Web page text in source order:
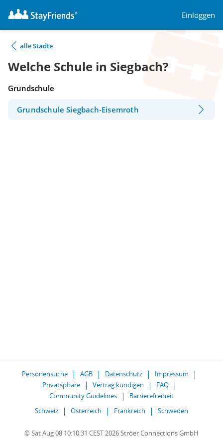
Einloggen
alle Städte
Welche Schule in Siegbach?
Grundschule
Grundschule Siegbach-Eisemroth
Personensuche AGB Datenschutz
Impressum
Privatsphäre
Vertrag kündigen
FAQ
Community Guidelines
Barrierefreiheit
Schweiz
Österreich Frankreich Schweden
© Sat Aug 08 10:10:31 CEST 2026 Ströer Connections GmbH